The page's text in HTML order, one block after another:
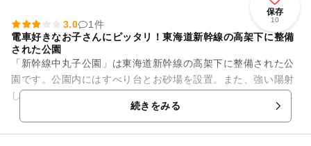
保存
10
3.0
1件
電車好きなお子さんにピッタリ！東海道新幹線の高架下に整備
された公園
「新幹線中丸子公園」は東海道新幹線の高架下に整備された公
園です。公園内にはすべり台とお砂場を設置。また、強い陽射
しもしとしと雨も高架が遮ってくれるので、天候に左右されず
続きをみる